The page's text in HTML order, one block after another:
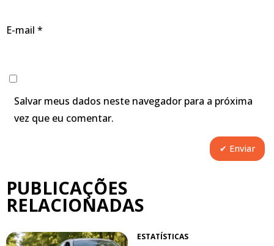
E-mail *
Salvar meus dados neste navegador para a próxima
vez que eu comentar.
PUBLICAÇÕES
RELACIONADAS
ESTATÍSTICAS